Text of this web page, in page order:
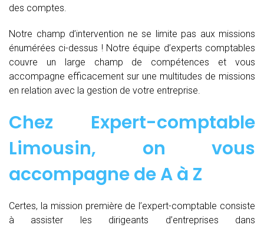
des comptes.
Notre champ d’intervention ne se limite pas aux missions
énumérées ci-dessus ! Notre équipe d’experts comptables
couvre un large champ de compétences et vous
accompagne efficacement sur une multitudes de missions
en relation avec la gestion de votre entreprise.
Chez Expert-comptable
Limousin, on vous
accompagne deA à Z
Certes, la mission première de l’expert-comptable consiste
à assister les dirigeants d’entreprises dans